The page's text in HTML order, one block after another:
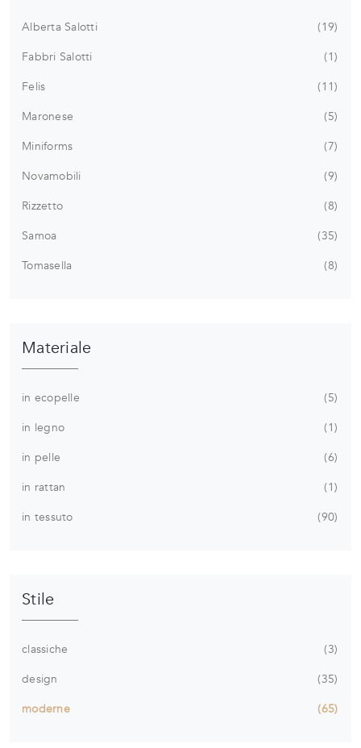
Alberta Salotti
19
Fabbri Salotti
1
Felis
11
Maronese
5
Miniforms
7
Novamobili
9
Rizzetto
8
Samoa
35
Tomasella
8
Materiale
in ecopelle
5
in legno
1
in pelle
6
in rattan
1
in tessuto
90
Stile
classiche
3
design
35
moderne
65